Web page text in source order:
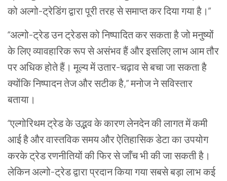
को अल्गो-ट्रेडिंग द्वारा पूरी तरह से समाप्त कर दिया गया है।”
“अल्गो-ट्रेड उन ट्रेडस को निष्पादित कर सकता है जो मनुष्यों
के लिए व्यावहारिक रूप से असंभव हैं और इसलिए लाभ आम तौर
पर अधिक होते हैं। मूल्य में उतार-चढ़ाव से बचा जा सकता है
क्योंकि निष्पादन तेज और सटीक है,” मनोज ने सविस्तार
बताया।
“एल्गोरिथम ट्रेड के उद्भव के कारण लेनदेन की लागत में कमी
आई है और वास्तविक समय और ऐतिहासिक डेटा का उपयोग
करके ट्रेड रणनीतियों की फिर से जाँच भी की जा सकती है।
लेकिन अल्गो-ट्रेड द्वारा प्रदान किया गया सबसे बड़ा लाभ कई